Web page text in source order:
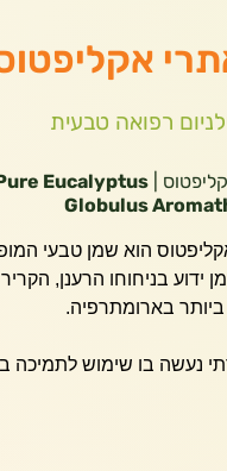
אקליפטוס |
רפואה טבעית
|
Eucalyptus
Globulus
הוא שמן טבעי
ידוע בניחוחו הרענן,
ביותר בארומתרפיה.
נעשה בו שימוש לתמיכה